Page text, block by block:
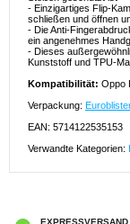
- Einzigartiges Flip-
schließen und öffnen
- Die Anti-
ein angenehmes
- Dieses
Kunststoff und TPU-
Kompatibilität: Oppo
Verpackung:
EAN: 5714122535153
Verwandte Kategorien:
EXPRESSVERSAND